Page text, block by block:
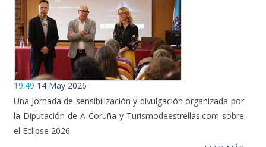
19:49 14 May 2026
Una Jornada de sensibilización y divulgación organizada por
la Diputación de A Coruña y Turismodeestrellas.com sobre
el Eclipse 2026